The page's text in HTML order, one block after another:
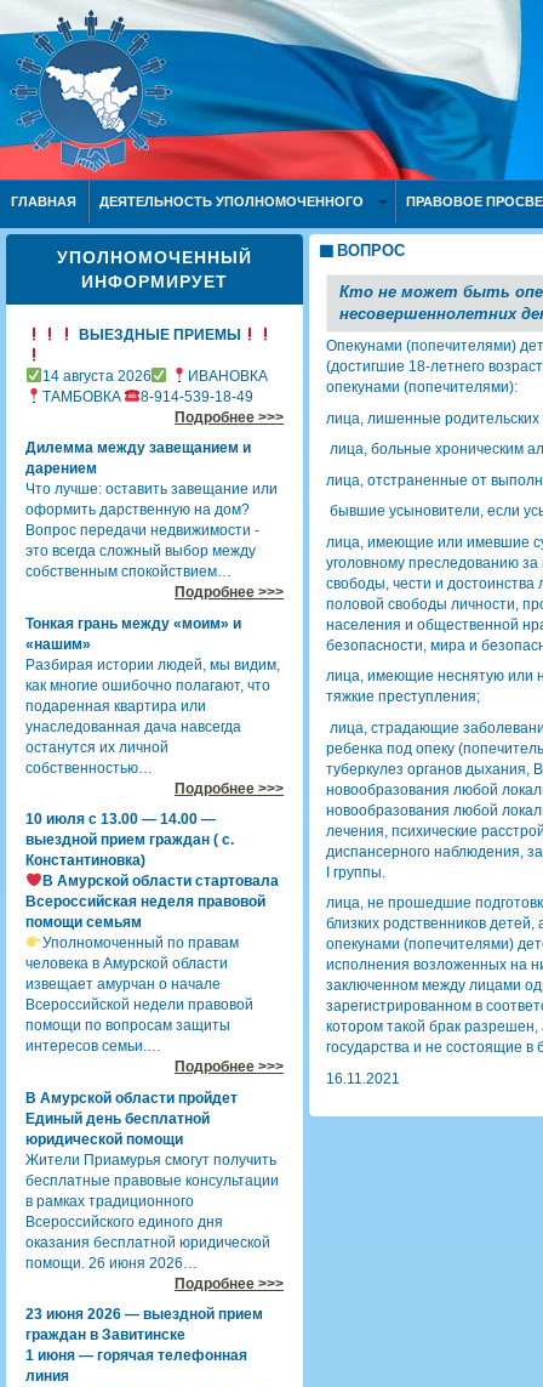
ГЛАВНАЯ ДЕЯТЕЛЬНОСТЬ УПОЛНОМОЧЕННОГО ПРАВОВОЕ
УПОЛНОМОЧЕННЫЙ
ИНФОРМИРУЕТ
ВЫЕЗДНЫЕ ПРИЕМЫ
14 августа 2026
ИВАНОВКА
ТАМБОВКА
8-914-539-18-49
Подробнее >>>
Дилемма между завещанием и
дарением
Что лучше: оставить завещание или
оформить дарственную на дом?
Вопрос передачи недвижимости -
это всегда сложный выбор между
собственным спокойствием…
Подробнее >>>
Тонкая грань между «моим» и
«нашим»
Разбирая истории людей, мы видим,
как многие ошибочно полагают, что
подаренная квартира или
унаследованная дача навсегда
останутся их личной
собственностью…
Подробнее >>>
10 июля с 13.00 — 14.00 —
выездной прием граждан ( с.
Константиновка)
В Амурской области стартовала
Всероссийская неделя правовой
помощи семьям
Уполномоченный по правам
человека в Амурской области
извещает амурчан о начале
Всероссийской недели правовой
помощи по вопросам защиты
интересов семьи.…
Подробнее >>>
В Амурской области пройдет
Единый день бесплатной
юридической помощи
Жители Приамурья смогут получить
бесплатные правовые консультации
в рамках традиционного
Всероссийского единого дня
оказания бесплатной юридической
помощи. 26 июня 2026…
Подробнее >>>
23 июня 2026 — выездной прием
граждан в Завитинске
1 июня — горячая телефонная
линия
ВОПРОС
Кто не может быть
несовершеннолетних
Опекунами (попечителями)
(достигшие 18-летнего
опекунами (попечителями):
лица, лишенные родительских
лица, больные хроническим
лица, отстраненные от
бывшие усыновители, если
лица, имеющие или имевшие
уголовному преследованию
свободы, чести и достоинства
половой свободы личности,
населения и общественной
безопасности, мира и
лица, имеющие неснятую или
тяжкие преступления;
лица, страдающие
ребенка под опеку
туберкулез органов дыхания,
новообразования любой
новообразования любой
лечения, психические
диспансерного наблюдения,
I группы.
лица, не прошедшие
близких родственников
опекунами (попечителями)
исполнения возложенных
заключенном между лицами
зарегистрированном в
котором такой брак
государства и не состоящие в
16.11.2021